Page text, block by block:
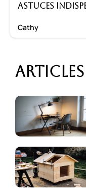
astuces
Cathy
Articles